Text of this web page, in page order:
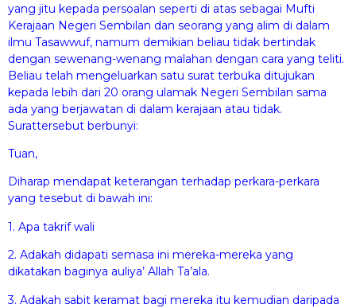
yang jitu kepada persoalan seperti di atas sebagai Mufti
Kerajaan Negeri Sembilan dan seorang yang alim di dalam
ilmu Tasawwuf, namum demikian beliau tidak bertindak
dengan sewenang-wenang malahan dengan cara yang teliti.
Beliau telah mengeluarkan satu surat terbuka ditujukan
kepada lebih dari 20 orang ulamak Negeri Sembilan sama
ada yang berjawatan di dalam kerajaan atau tidak.
Surattersebut berbunyi:
Tuan,
Diharap mendapat keterangan terhadap perkara-perkara
yang tesebut di bawah ini:
1. Apa takrif wali
2. Adakah didapati semasa ini mereka-mereka yang
dikatakan baginya auliya’ Allah Ta’ala.
3. Adakah sabit keramat bagi mereka itu kemudian daripada